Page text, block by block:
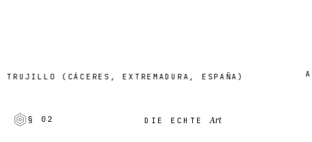
(CÁCERES, EXTREMADURA, ESPAÑA) AUF
§ 02 DIE ECHTEArt